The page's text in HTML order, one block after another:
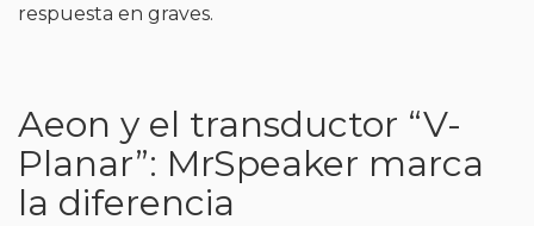
respuesta en graves.
Aeon y el transductor “V-
Planar”: MrSpeaker marca
la diferencia